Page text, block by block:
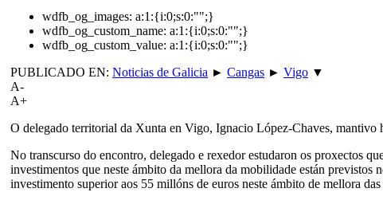
wdfb_og_images: a:1:{i:0;s:0:"";}
wdfb_og_custom_name: a:1:{i:0;s:0:"";}
wdfb_og_custom_value: a:1:{i:0;s:0:"";}
PUBLICADO EN: Noticias de Galicia ► Cangas ► Vigo ▼
A-
A+
O delegado territorial da Xunta en Vigo, Ignacio López-Chaves, mantivo
No transcurso do encontro, delegado e rexedor estudaron os proxectos
investimentos que neste ámbito da mellora da mobilidade están
investimento superior aos 55 millóns de euros neste ámbito de mellora